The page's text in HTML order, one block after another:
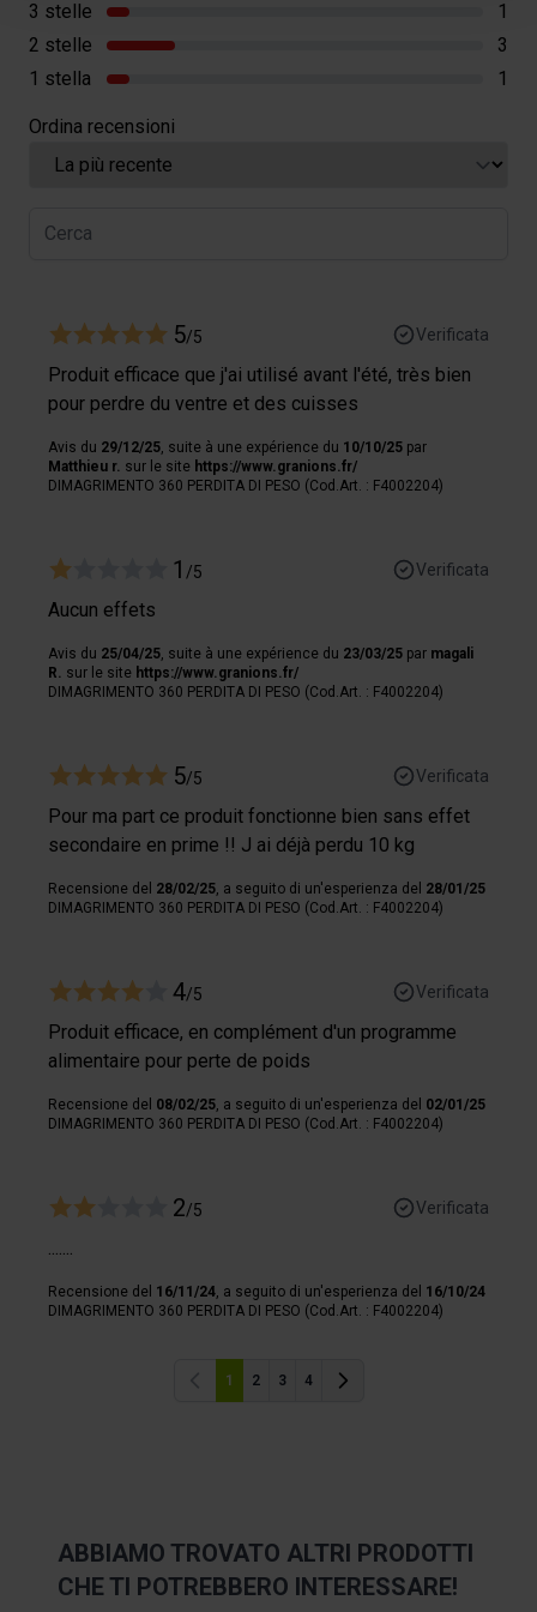
personnelles et définir vos préférences, reportez-vous à
lasection « Détails »
votre consentement à tout moment à partir de la
Les cookies nous permettent de personnaliser le contenu
relatives aux médias sociaux et de nous permettre une
qui peuvent combiner celles-ci avec des informations
autres que vous leur avez fournies par ailleurs ou
collectées lors de votre utilisation de leurs services.
3 stelle
1
2 stelle
3
1 stella
1
Ordina recensioni
5/5 Verificata
Produit efficace que j'ai utilisé avant l'été, très bien
pour perdre du ventre et des cuisses
Avis du 29/12/25 , suite à une expérience du 10/10/25 par
Matthieu r. sur le site https://www.granions.fr/
DIMAGRIMENTO 360 PERDITA DI PESO (Cod.Art. : F4002204)
1 /5 Verificata
Aucun effets
Avis du 25/04/25 , suite à une expérience du 23/03/25 par magali
R.
sur le site https://www.granions.fr/
DIMAGRIMENTO 360 PERDITA DI PESO (Cod.Art. : F4002204)
5/5 Verificata
Pour ma part ce produit fonctionne bien sans effet
secondaire en prime !! J ai déjà perdu 10 kg
Recensione del 28/02/25 , a seguito di un'esperienza del 28/01/25
DIMAGRIMENTO 360 PERDITA DI PESO (Cod.Art. : F4002204)
4/5 Verificata
Produit efficace, en complément d'un programme
alimentaire pour perte de poids
Recensione del 08/02/25 , a seguito di un'esperienza del 02/01/25
DIMAGRIMENTO 360 PERDITA DI PESO (Cod.Art. : F4002204)
2/5 Verificata
Recensione del 16/11/24 , a seguito di un'esperienza del 16/10/24
DIMAGRIMENTO 360 PERDITA DI PESO (Cod.Art. : F4002204)
Precedente
1 2 3 4
Precedente
ABBIAMO TROVATO ALTRI PRODOTTI
CHE TI POTREBBERO INTERESSARE!